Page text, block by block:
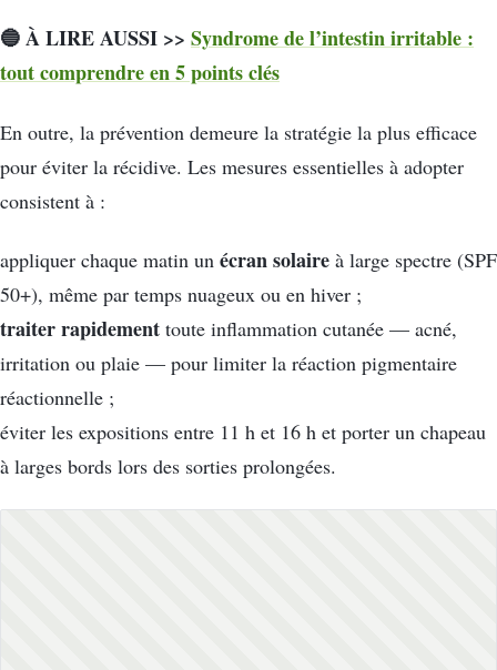
🔵 À LIRE AUSSI >> Syndrome de l’intestin irritable :
tout comprendre en 5 points clés
En outre, la prévention demeure la stratégie la plus efficace
pour éviter la récidive. Les mesures essentielles à adopter
consistent à :
appliquer chaque matin un écran solaire à large spectre (SPF
50+), même par temps nuageux ou en hiver ;
traiter rapidement toute inflammation cutanée — acné,
irritation ou plaie — pour limiter la réaction pigmentaire
réactionnelle ;
éviter les expositions entre 11 h et 16 h et porter un chapeau
à larges bords lors des sorties prolongées.